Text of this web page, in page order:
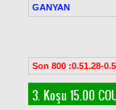
GANYAN
Son 800 :0.51.28-
3. Koşu 15.00